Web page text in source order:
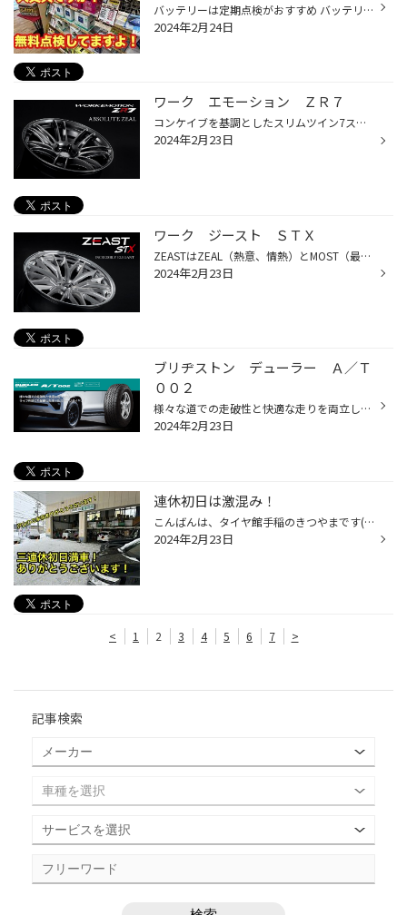
バッテリーは定期点検がおすすめ バッテリーはいつ交換しましたか？ 交換の目安は約３年です！ 徐々に性能低下が始まりますが・・ 寿命末期は突然性能がダウンします！！ お出かけ先で 【エンジンがかからない・・】 とならないよう、定期点検をおすすめします！！ 店舗営業時間内ならいつでも点検...
2024年2月24日
ワーク エモーション ＺＲ７
コンケイブを基調としたスリムツイン7スポーク。スポーティさを強調するシェイプされたスポーク、センターのナットホール外周面へのアンダーカットを施した軽量化モデル。
2024年2月23日
ワーク ジースト ＳＴＸ
ZEASTはZEAL（熱意、情熱）とMOST（最上級の）を融合させた言葉で、その名の通り、最高峰の情熱とスタイルを象徴しています。 STX（エスティーエックス）のSは、SWAG（格好良い）、SHINE（輝く）、SAVAGE（獰猛な）の要素を持ち、 TはTOP（最高）、TRY（挑戦：ZEASTを履きこなす困難さ）、そしてTRU...
2024年2月23日
ブリヂストン デューラー Ａ／Ｔ
００２
様々な道での走破性と快適な走りを両立し、ライフ性能にも配慮したオールステージタイヤ。
2024年2月23日
連休初日は激混み！
こんばんは、タイヤ館手稲のきつやまです(*'▽') いつもタイヤ館手稲をご利用いただき誠にありがとうございます！ 皆様、夏タイヤの準備はできていますか？ 今日からプレミアムタイヤセール、早期予約大商談会が始まり早くも夏タイヤお買い求めのお客様がいらっしゃいました！ タイヤも在庫は限られ...
2024年2月23日
< 1 2 3 4 5 6 7 >
記事検索